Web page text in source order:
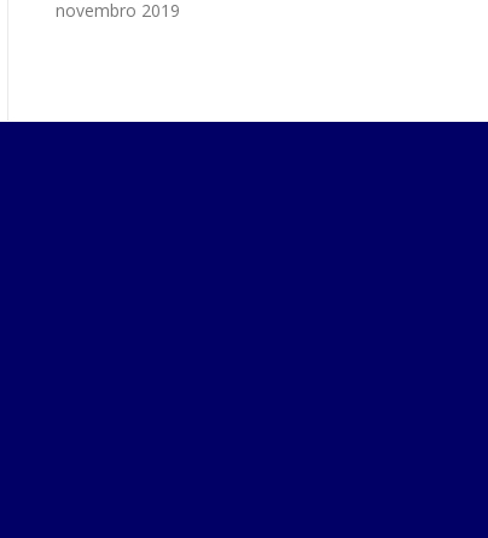
novembro 2019